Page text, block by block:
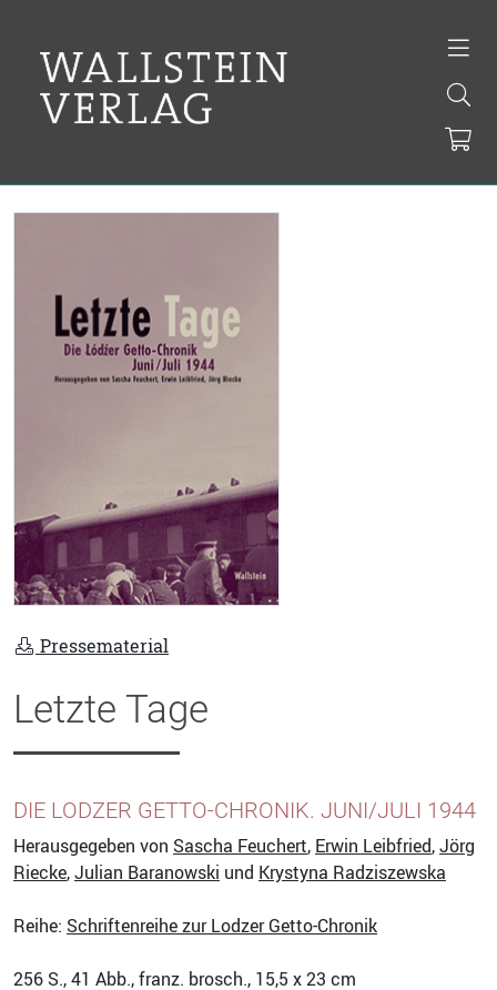
Pressematerial
Letzte Tage
DIE LODZER GETTO-CHRONIK. JUNI/JULI 1944
Herausgegeben von Sascha Feuchert, Erwin Leibfried,Jörg
Riecke,Julian Baranowski und Krystyna Radziszewska
Reihe: Schriftenreihe zur Lodzer Getto-Chronik
256 S., 41 Abb., franz. brosch., 15,5 x 23 cm